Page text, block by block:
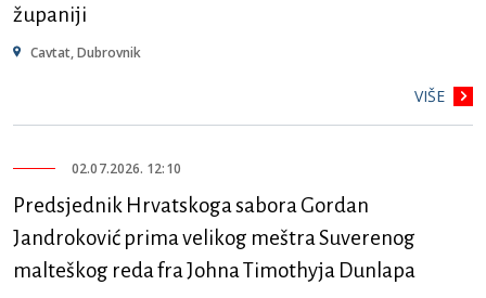
županiji
Cavtat, Dubrovnik
VIŠE
02.07.2026. 12:10
Predsjednik Hrvatskoga sabora Gordan
Jandroković prima velikog meštra Suverenog
malteškog reda fra Johna Timothyja Dunlapa